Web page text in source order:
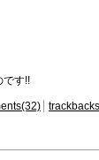
です!!